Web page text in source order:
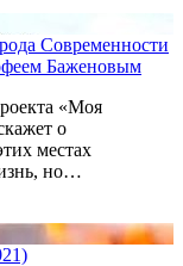
Современности
Баженовым
«Моя
о
местах
но…